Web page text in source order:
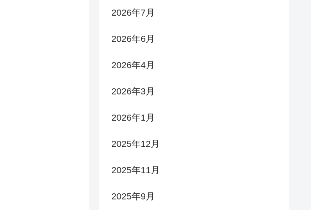
2026年7月
2026年6月
2026年4月
2026年3月
2026年1月
2025年12月
2025年11月
2025年9月